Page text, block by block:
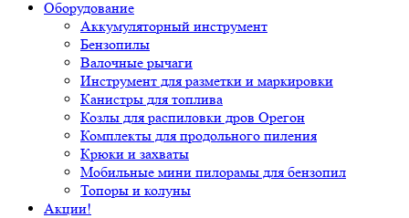
Оборудование
Аккумуляторный инструмент
Бензопилы
Валочные рычаги
Инструмент для разметки и маркировки
Канистры для топлива
Козлы для распиловки дров Орегон
Комплекты для продольного пиления
Крюки и захваты
Мобильные мини пилорамы для бензопил
Топоры и колуны
Акции!